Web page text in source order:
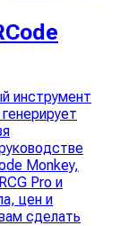
инструмент
Monkey,
Pro и
цен и
сделать